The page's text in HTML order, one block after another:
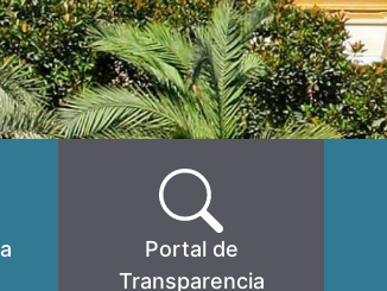
Portal de
Transparencia